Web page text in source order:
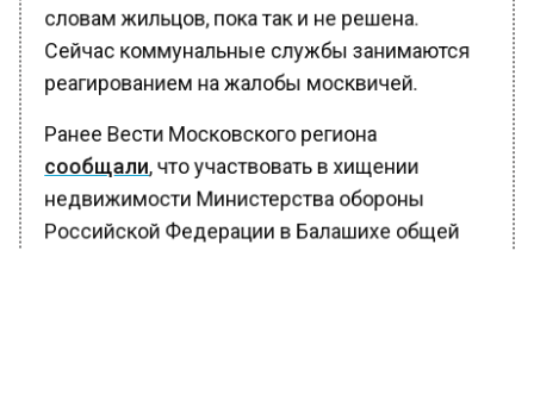
словам жильцов, пока так и не решена.
Сейчас коммунальные службы занимаются
реагированием на жалобы москвичей.
Ранее Вести Московского региона
сообщали, что участвовать в хищении
недвижимости Министерства обороны
Российской Федерации в Балашихе общей